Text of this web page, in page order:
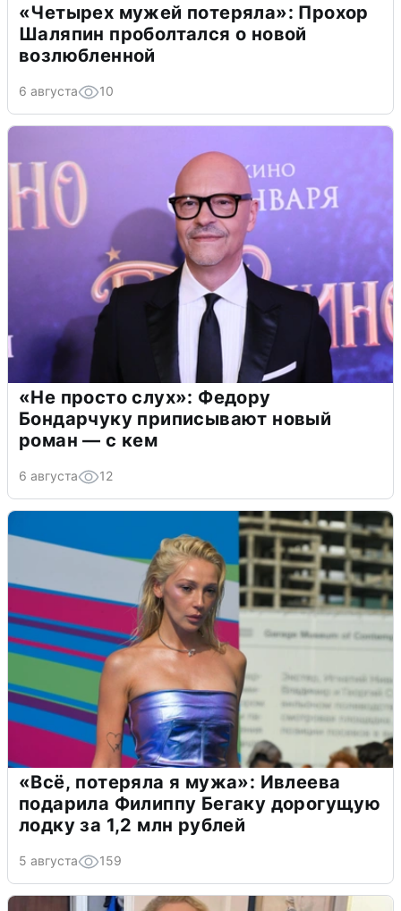
«Четырех мужей потеряла»: Прохор
Шаляпин проболтался о новой
возлюбленной
6 августа 10
«Не просто слух»: Федору
Бондарчуку приписывают новый
роман — с кем
6 августа 12
«Всё, потеряла я мужа»: Ивлеева
подарила Филиппу Бегаку дорогущую
лодку за 1,2 млн рублей
5 августа 159